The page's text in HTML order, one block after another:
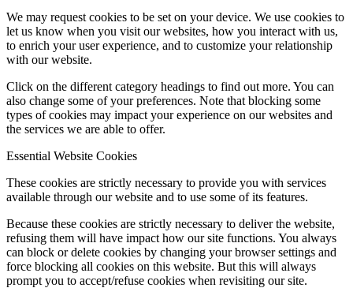
We may request cookies to be set on your device. We use cookies to
let us know when you visit our websites, how you interact with us,
to enrich your user experience, and to customize your relationship
with our website.
Click on the different category headings to find out more. You can
also change some of your preferences. Note that blocking some
types of cookies may impact your experience on our websites and
the services we are able to offer.
Essential Website Cookies
These cookies are strictly necessary to provide you with services
available through our website and to use some of its features.
Because these cookies are strictly necessary to deliver the website,
refusing them will have impact how our site functions. You always
can block or delete cookies by changing your browser settings and
force blocking all cookies on this website. But this will always
prompt you to accept/refuse cookies when revisiting our site.